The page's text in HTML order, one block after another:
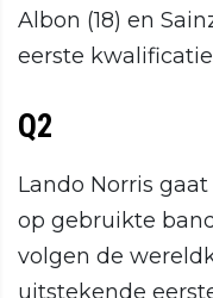
Albon (18) en
eerste
Q2
Lando Norris
op gebruikte
volgen de
uitstekende